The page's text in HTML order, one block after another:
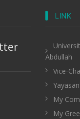
LINK
Abdullah
Vice-
My
My